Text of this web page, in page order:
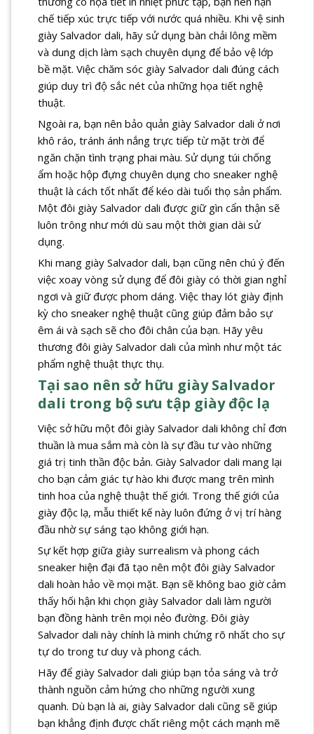
chế tiếp xúc trực tiếp với nước quá nhiều. Khi vệ sinh
giày Salvador dali, hãy sử dụng bàn chải lông mềm
và dung dịch làm sạch chuyên dụng để bảo vệ lớp
bề mặt. Việc chăm sóc giày Salvador dali đúng cách
giúp duy trì độ sắc nét của những họa tiết nghệ
thuật.
Ngoài ra, bạn nên bảo quản giày Salvador dali ở nơi
khô ráo, tránh ánh nắng trực tiếp từ mặt trời để
ngăn chặn tình trạng phai màu. Sử dụng túi chống
ẩm hoặc hộp đựng chuyên dụng cho sneaker nghệ
thuật là cách tốt nhất để kéo dài tuổi thọ sản phẩm.
Một đôi giày Salvador dali được giữ gìn cẩn thận sẽ
luôn trông như mới dù sau một thời gian dài sử
dụng.
Khi mang giày Salvador dali, bạn cũng nên chú ý đến
việc xoay vòng sử dụng để đôi giày có thời gian nghỉ
ngơi và giữ được phom dáng. Việc thay lót giày định
kỳ cho sneaker nghệ thuật cũng giúp đảm bảo sự
êm ái và sạch sẽ cho đôi chân của bạn. Hãy yêu
thương đôi giày Salvador dali của mình như một tác
phẩm nghệ thuật thực thụ.
Tại sao nên sở hữu giày Salvador
dali trong bộ sưu tập giày độc lạ
Việc sở hữu một đôi giày Salvador dali không chỉ đơn
thuần là mua sắm mà còn là sự đầu tư vào những
giá trị tinh thần độc bản. Giày Salvador dali mang lại
cho bạn cảm giác tự hào khi được mang trên mình
tinh hoa của nghệ thuật thế giới. Trong thế giới của
giày độc lạ, mẫu thiết kế này luôn đứng ở vị trí hàng
đầu nhờ sự sáng tạo không giới hạn.
Sự kết hợp giữa giày surrealism và phong cách
sneaker hiện đại đã tạo nên một đôi giày Salvador
dali hoàn hảo về mọi mặt. Bạn sẽ không bao giờ cảm
thấy hối hận khi chọn giày Salvador dali làm người
bạn đồng hành trên mọi nẻo đường. Đôi giày
Salvador dali này chính là minh chứng rõ nhất cho sự
tự do trong tư duy và phong cách.
Hãy để giày Salvador dali giúp bạn tỏa sáng và trở
thành nguồn cảm hứng cho những người xung
quanh. Dù bạn là ai, giày Salvador dali cũng sẽ giúp
bạn khẳng định được chất riêng một cách mạnh mẽ